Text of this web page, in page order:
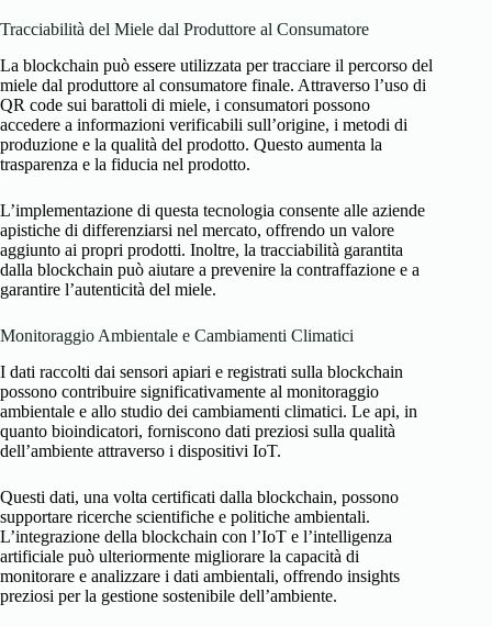
Tracciabilità del Miele dal Produttore al Consumatore
La blockchain può essere utilizzata per tracciare il percorso del
miele dal produttore al consumatore finale. Attraverso l’uso di
QR code sui barattoli di miele, i consumatori possono
accedere a informazioni verificabili sull’origine, i metodi di
produzione e la qualità del prodotto. Questo aumenta la
trasparenza e la fiducia nel prodotto.
L’implementazione di questa tecnologia consente alle aziende
apistiche di differenziarsi nel mercato, offrendo un valore
aggiunto ai propri prodotti. Inoltre, la tracciabilità garantita
dalla blockchain può aiutare a prevenire la contraffazione e a
garantire l’autenticità del miele.
Monitoraggio Ambientale e Cambiamenti Climatici
I dati raccolti dai sensori apiari e registrati sulla blockchain
possono contribuire significativamente al monitoraggio
ambientale e allo studio dei cambiamenti climatici. Le api, in
quanto bioindicatori, forniscono dati preziosi sulla qualità
dell’ambiente attraverso i dispositivi IoT.
Questi dati, una volta certificati dalla blockchain, possono
supportare ricerche scientifiche e politiche ambientali.
L’integrazione della blockchain con l’IoT e l’intelligenza
artificiale può ulteriormente migliorare la capacità di
monitorare e analizzare i dati ambientali, offrendo insights
preziosi per la gestione sostenibile dell’ambiente.